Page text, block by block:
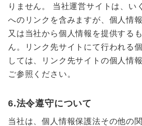
りません。 当社運営サイトは、い
へのリンクを含みますが、個人情
又は当社から個人情報を提供する
ん。リンク先サイトにて行われる
しては、リンク先サイトの個人情
ご参照ください。
6.法令遵守について
当社は、個人情報保護法その他の